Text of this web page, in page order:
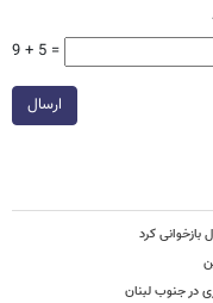
9 + 5 =
ارسال
در جنوب لبنان